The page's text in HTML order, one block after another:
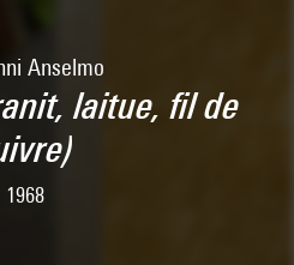
Anselmo
laitue, fil de
1968